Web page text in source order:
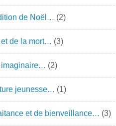
de Noël… (2)
et de la mort… (3)
imaginaire… (2)
jeunesse… (1)
et de bienveillance… (3)